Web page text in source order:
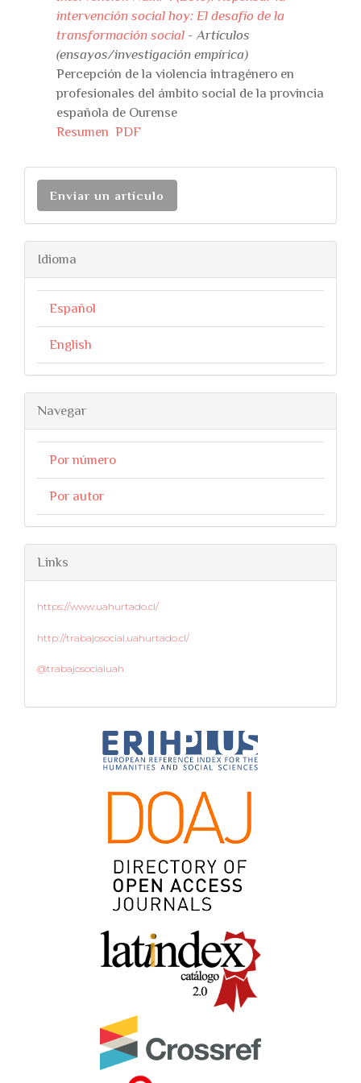
intervención social hoy: El desafío de la
transformación social - Artículos
(ensayos/investigación empírica)
Percepción de la violencia intragénero en
profesionales del ámbito social de la provincia
española de Ourense
Resumen PDF
Enviar un artículo
Idioma
Español
English
Navegar
Por número
Por autor
Links
https://www.uahurtado.cl/
http://trabajosocial.uahurtado.cl/
@trabajosocialuah